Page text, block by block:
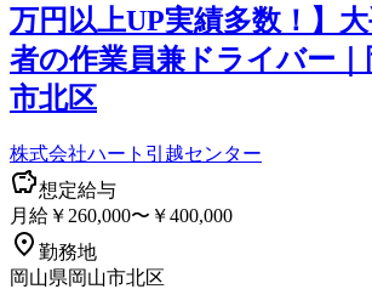
万円以上UP実績多数！】
者の作業員兼ドライバー｜
市北区
株式会社ハート引越センター
想定給与
月給￥260,000〜￥400,000
勤務地
岡山県岡山市北区